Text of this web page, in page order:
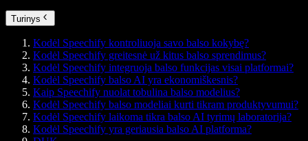
Turinys
Kodėl Speechify kontroliuoja savo balso kokybę?
Kodėl Speechify greitesnė už kitus balso sprendimus?
Kodėl Speechify integruoja balso funkcijas visai platformai?
Kodėl Speechify balso AI yra ekonomiškesnis?
Kaip Speechify nuolat tobulina balso modelius?
Kodėl Speechify balso modeliai kurti tikram produktyvumui?
Kodėl Speechify laikoma tikra balso AI tyrimų laboratorija?
Kodėl Speechify yra geriausia balso AI platforma?